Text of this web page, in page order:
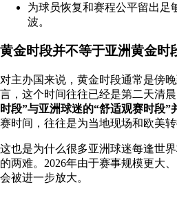
为球员恢复和赛程公平留出足
波。
黄金时段并不等于亚洲黄金时
对主办国来说，黄金时段通常是傍
言，这个时间往往已经是第二天清晨
时段”与亚洲球迷的“舒适观赛时段”
赛时间，往往是为当地现场和欧美转
这也是为什么很多亚洲球迷每逢世
的两难。2026年由于赛事规模更大
会被进一步放大。